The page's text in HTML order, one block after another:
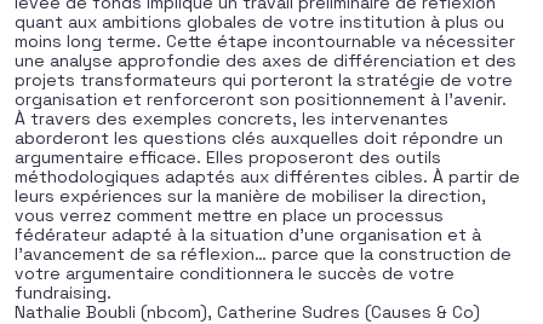
quant aux ambitions globales de votre institution à plus ou
moins long terme. Cette étape incontournable va nécessiter
une analyse approfondie des axes de différenciation et des
projets transformateurs qui porteront la stratégie de votre
organisation et renforceront son positionnement à l’avenir.
À travers des exemples concrets, les intervenantes
aborderont les questions clés auxquelles doit répondre un
argumentaire efficace. Elles proposeront des outils
méthodologiques adaptés aux différentes cibles. À partir de
leurs expériences sur la manière de mobiliser la direction,
vous verrez comment mettre en place un processus
fédérateur adapté à la situation d’une organisation et à
l’avancement de sa réflexion… parce que la construction de
votre argumentaire conditionnera le succès de votre
fundraising.
Nathalie Boubli (nbcom), Catherine Sudres (Causes & Co)